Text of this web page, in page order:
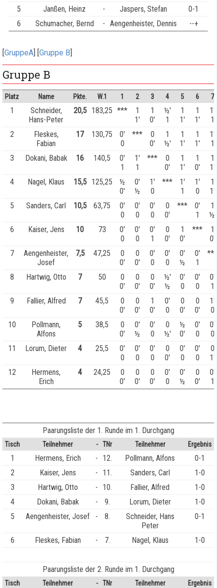
5 Janßen, Heinz - Jaspers, Stefan
0-1
6
Schumacher, Bernd - Aengenheister, Dennis --+
GruppeA Gruppe B
Gruppe B
Platz Name Pkte. W.1 1 2 3 4 5 6 7
1
Schneider,
Hans-Peter
20,5 183,25 ***
1
1'
1
0'
½'
1
1
1'
1
1'
1'
1
2
Fleskes,
Fabian
17 130,75
0'
0
***
0
0'
1
½'
1
1'
1
1'
1'
1
3
Dokani, Babak 16 140,5
0'
1
1'
1
***
0
0'
1
1'
1
0'
1
1'
4
Nagel, Klaus 15,5 125,25
½
0'
0'
½
1'
0
***
1'
1
1'
0
1
1'
5
Sanders, Carl 10,5 63,75
0'
0
0'
0
0'
0
0
0'
***
0'
1
1
½'
6
Kaiser, Jens 10 73
0'
0
0'
0
0'
1
0
0'
1
0'
***
1
0'
7
Aengenheister,
Josef
7,5 47,25
0
0'
0
0'
0'
0
0'
0
0'
½
0'
1
***
8 Hartwig, Otto 7 50
0
0'
0
0'
0
0'
½'
½
0'
0
0'
0
0'
1
9
Fallier, Alfred 7 45,5
0
0'
0
0'
1
0'
0'
0
0
0'
0
0'
1'
0
10
Pollmann,
Alfons
5 38,5
0
0'
0'
½
0'
0
0
½'
½
0'
0'
0
0'
0
11
Lorum, Dieter 4 25,5
0'
0
0'
0
0'
0
0
0'
0'
0
0'
0
0
1'
12
Hermens,
Erich
4 24,25
0
0'
0
0'
0
0'
0'
0
0'
½
0
0'
0'
1
Paarungsliste der 1. Runde im 1. Durchgang
Tisch Teilnehmer - TNr Teilnehmer Ergebnis
1 Hermens, Erich - 12. Pollmann, Alfons
0-1
2
Kaiser, Jens - 11. Sanders, Carl
1-0
3
Hartwig, Otto - 10. Fallier, Alfred
1-0
4
Dokani, Babak - 9. Lorum, Dieter
1-0
5
Aengenheister, Josef - 8.
Schneider, Hans
Peter
0-1
6 Fleskes, Fabian - 7. Nagel, Klaus 1-0
Paarungsliste der 2. Runde im 1. Durchgang
Tisch Teilnehmer - TNr Teilnehmer Ergebnis